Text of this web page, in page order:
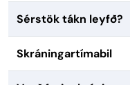
Sérstök tákn leyfð?
Skráningartímabil